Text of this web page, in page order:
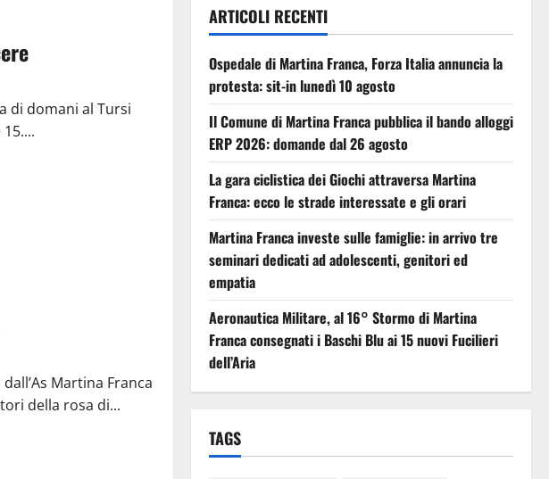
di domani al Tursi
Martina Franca
della rosa di...
ARTICOLI RECENTI
Ospedale di Martina Franca, Forza Italia annuncia la
protesta: sit-in lunedì 10 agosto
Il Comune di Martina Franca pubblica il bando alloggi
ERP 2026: domande dal 26 agosto
La gara ciclistica dei Giochi attraversa Martina
Franca: ecco le strade interessate e gli orari
Martina Franca investe sulle famiglie: in arrivo tre
seminari dedicati ad adolescenti, genitori ed
empatia
Aeronautica Militare, al 16° Stormo di Martina
Franca consegnati i Baschi Blu ai 15 nuovi Fucilieri
dell’Aria
TAGS